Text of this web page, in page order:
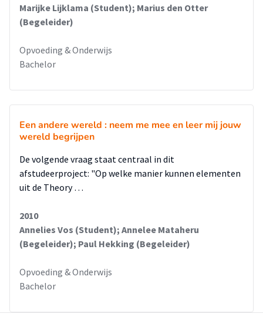
Marijke Lijklama (Student); Marius den Otter
(Begeleider)
Opvoeding & Onderwijs
Bachelor
Een andere wereld : neem me mee en leer mij jouw
wereld begrijpen
De volgende vraag staat centraal in dit
afstudeerproject: "Op welke manier kunnen elementen
uit de Theory …
2010
Annelies Vos (Student); Annelee Mataheru
(Begeleider); Paul Hekking (Begeleider)
Opvoeding & Onderwijs
Bachelor